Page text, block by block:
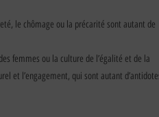
le chômage ou la précarité sont autant de
femmes ou la culture de l’égalité et de la
et l’engagement, qui sont autant